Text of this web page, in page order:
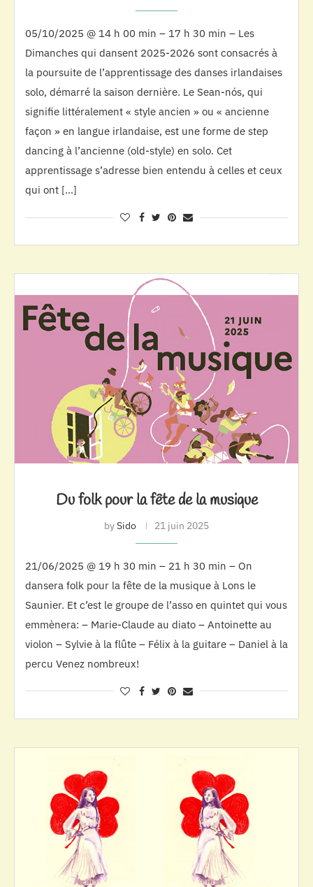
05/10/2025 @ 14 h 00 min – 17 h 30 min – Les
Dimanches qui dansent 2025-2026 sont consacrés à
la poursuite de l’apprentissage des danses irlandaises
solo, démarré la saison dernière. Le Sean-nós, qui
signifie littéralement « style ancien » ou « ancienne
façon » en langue irlandaise, est une forme de step
dancing à l’ancienne (old-style) en solo. Cet
apprentissage s’adresse bien entendu à celles et ceux
qui ont […]
Du folk pour la fête de la musique
bySido 21 juin 2025
21/06/2025 @ 19 h 30 min – 21 h 30 min – On
dansera folk pour la fête de la musique à Lons le
Saunier. Et c’est le groupe de l’asso en quintet qui vous
emmènera: – Marie-Claude au diato – Antoinette au
violon – Sylvie à la flûte – Félix à la guitare – Daniel à la
percu Venez nombreux!